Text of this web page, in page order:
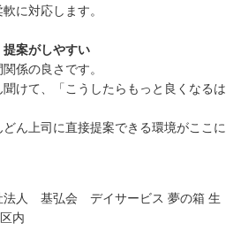
に対応します。
案がしやすい
係の良さです。
けて、「こうしたらもっと良くなるは
ん上司に直接提案できる環境がここに
法人 基弘会 デイサービス 夢の箱 生
内